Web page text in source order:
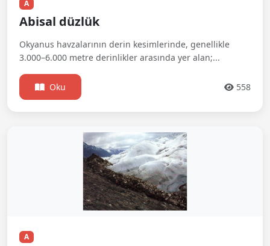
A
Abisal düzlük
Okyanus havzalarının derin kesimlerinde, genellikle
3.000–6.000 metre derinlikler arasında yer alan;...
Oku 558
A